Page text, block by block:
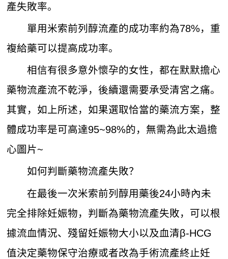
產失敗率。
單用米索前列醇流產的成功率約為78%，重
複給藥可以提高成功率。
相信有很多意外懷孕的女性，都在默默擔心
藥物流產流不乾淨，後續還需要承受清宮之痛。
其實，如上所述，如果選取恰當的藥流方案，整
體成功率是可高達95~98%的，無需為此太過擔
心圖片~
如何判斷藥物流產失敗？
在最後一次米索前列醇用藥後24小時內未
完全排除妊娠物，判斷為藥物流產失敗，可以根
據流血情況、殘留妊娠物大小以及血清β-HCG
值決定藥物保守治療或者改為手術流產終止妊